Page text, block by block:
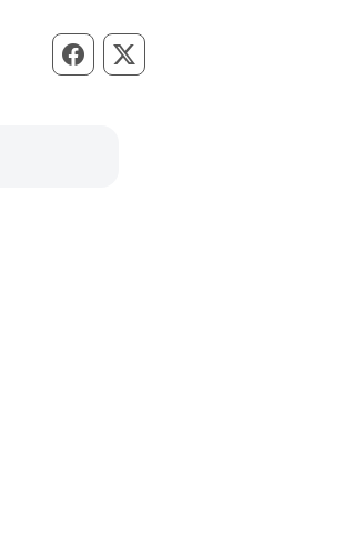
Compartir per Facebook
Compartir per X